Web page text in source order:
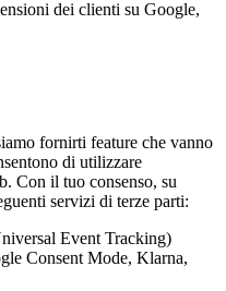
dei clienti su Google,
fornirti feature che vanno
di utilizzare
Con il tuo consenso, su
servizi di terze parti:
Event Tracking)
Consent Mode, Klarna,